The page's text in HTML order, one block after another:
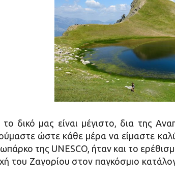
δικό μας είναι μέγιστο, δια της
ώστε κάθε μέρα να είμαστε
της UNESCO, ήταν και το
του Ζαγορίου στον παγκόσμιο